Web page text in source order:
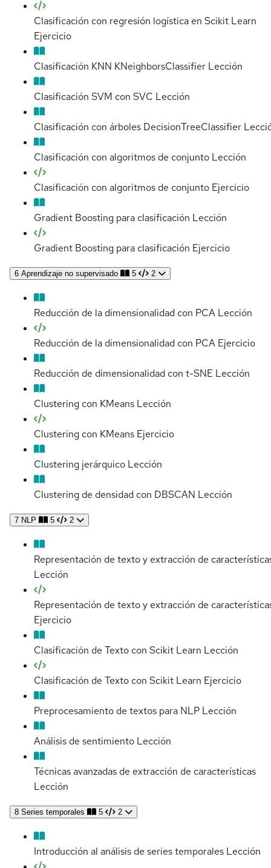
Clasificación con regresión logística en Scikit Learn
Ejercicio
Clasificación KNN KNeighborsClassifier Lección
Clasificación SVM con SVC Lección
Clasificación con árboles DecisionTreeClassifier
Clasificación con algoritmos de conjunto Lección
Clasificación con algoritmos de conjunto Ejercicio
Gradient Boosting para clasificación Lección
Gradient Boosting para clasificación Ejercicio
6 Aprendizaje no supervisado 5 2
Reducción de la dimensionalidad con PCA Lección
Reducción de la dimensionalidad con PCA Ejercicio
Reducción de dimensionalidad con t-SNE Lección
Clustering con KMeans Lección
Clustering con KMeans Ejercicio
Clustering jerárquico Lección
Clustering de densidad con DBSCAN Lección
7 NLP 5 2
Representación de texto y extracción de
Lección
Representación de texto y extracción de
Ejercicio
Clasificación de Texto con Scikit Learn Lección
Clasificación de Texto con Scikit Learn Ejercicio
Preprocesamiento de textos para NLP Lección
Análisis de sentimiento Lección
Técnicas avanzadas de extracción de características
Lección
8 Series temporales 5 2
Introducción al análisis de series temporales Lección